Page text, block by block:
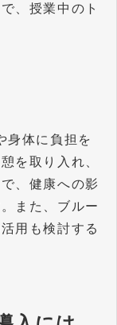
、授業中のト
身体に負担を
を取り入れ、
、健康への影
また、ブルー
用も検討する